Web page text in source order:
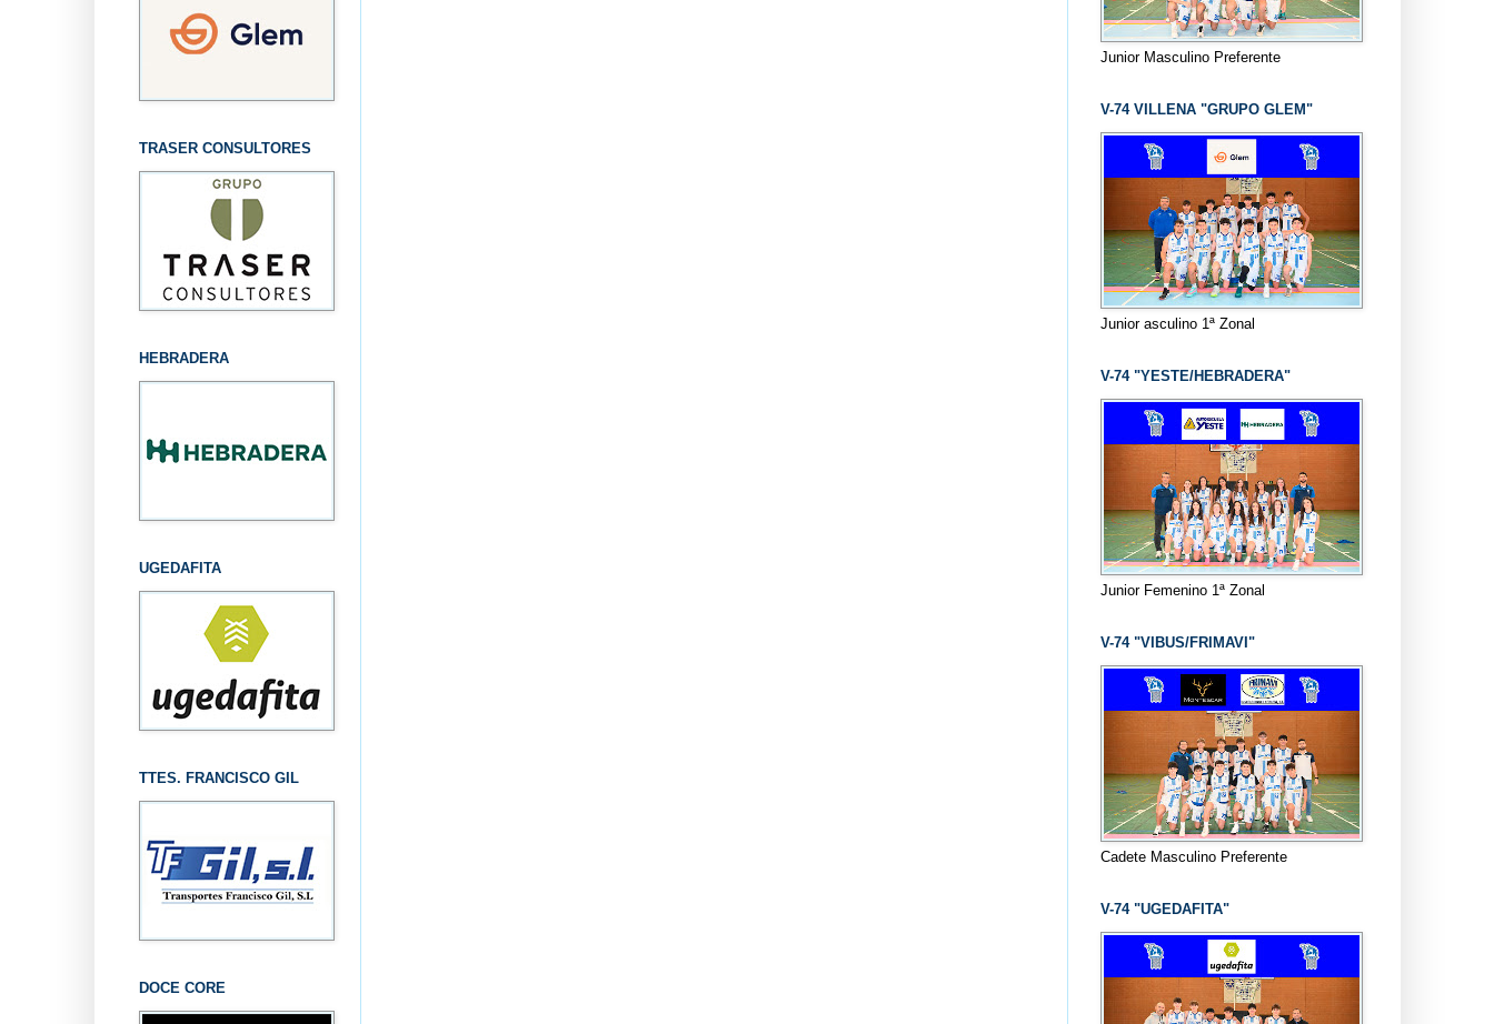
TRASER CONSULTORES
HEBRADERA
UGEDAFITA
TTES. FRANCISCO GIL
DOCE CORE
Junior Masculino Preferente
V-74 VILLENA "GRUPO GLEM"
Junior asculino 1ª Zonal
V-74 "YESTE/HEBRADERA"
Junior Femenino 1ª Zonal
V-74 "VIBUS/FRIMAVI"
Cadete Masculino Preferente
V-74 "UGEDAFITA"